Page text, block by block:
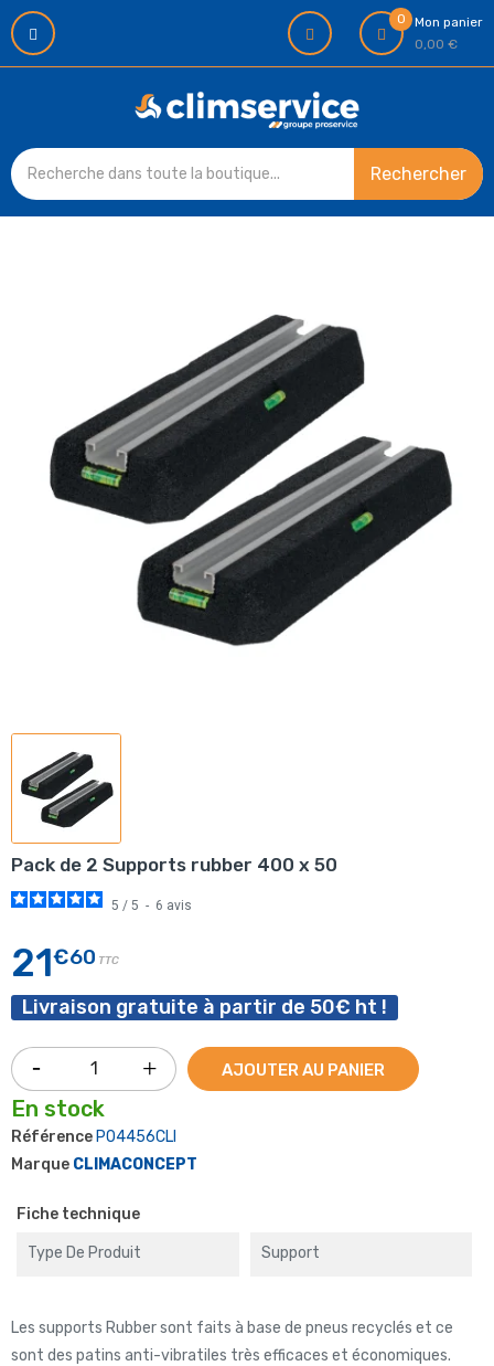
0
Mon panier
0,00 €
Rechercher
Pack de 2 Supports rubber 400 x 50
5 / 5 - 6 avis
21€60 TTC
Livraison gratuite à partir de 50€ ht !
AJOUTER AU PANIER
En stock
Référence P04456CLI
Marque CLIMACONCEPT
Fiche technique
Type De Produit Support
Les supports Rubber sont faits à base de pneus recyclés et ce
sont des patins anti-vibratiles très efficaces et économiques.